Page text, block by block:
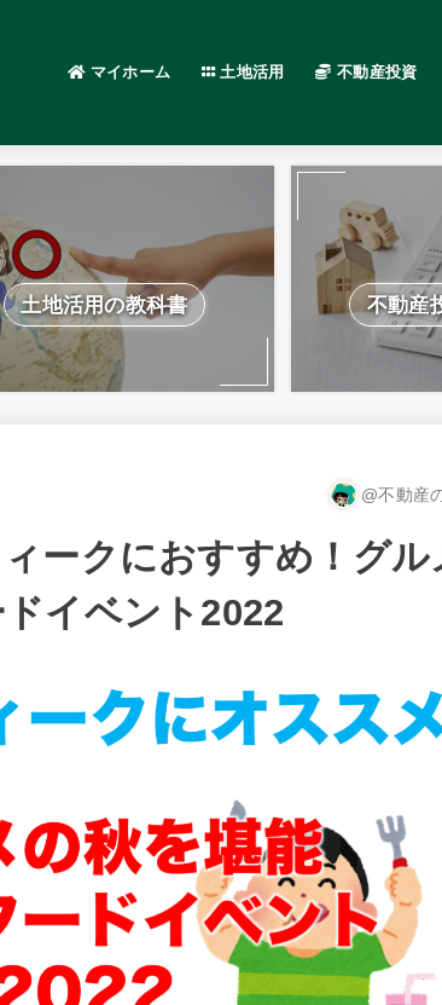
マイホーム 土地活用 不動産投資
土地活用の教科書 不動産
@不動産
ークにおすすめ！グル
イベント2022